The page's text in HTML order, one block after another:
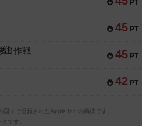
PT
45 PT
45 PT
出作戦
42 PT
々で登録されたApple Inc.の商標です。
です。